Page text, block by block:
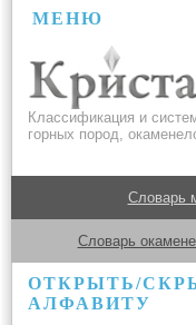
МЕНЮ
Классификация и
горных пород,
Словарь
Словарь
ОТКРЫТЬ/
АЛФАВИТУ